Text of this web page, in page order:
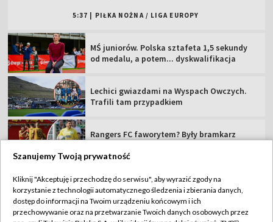
5:37 PIŁKA NOŻNA / LIGA EUROPY
MŚ juniorów. Polska sztafeta 1,5 sekundy
od medalu, a potem... dyskwalifikacja
Lechici gwiazdami na Wyspach Owczych.
Trafili tam przypadkiem
Rangers FC faworytem? Były bramkarz
Szkoci nie lekceważą Jagiellonii. "Remis
zostałby uznany za dobry wynik"
Szanujemy Twoją prywatność
Kliknij "Akceptuję i przechodzę do serwisu", aby wyrazić zgody na
korzystanie z technologii automatycznego śledzenia i zbierania danych,
dostęp do informacji na Twoim urządzeniu końcowym i ich
przechowywanie oraz na przetwarzanie Twoich danych osobowych przez